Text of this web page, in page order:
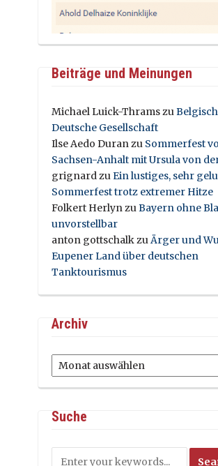
Beiträge und Meinungen
Michael Luick-Thramszu
Deutsche Gesellschaft
Ilse Aedo Duranzu Sommerfest
Sachsen-Anhalt mit Ursula von
grignardzuEin lustiges, sehr
Sommerfest trotz extremer Hitze
Folkert HerlynzuBayern ohne
unvorstellbar
anton gottschalkzuÄrger und
Eupener Land über deutschen
Tanktourismus
Archiv
Archiv
Suche